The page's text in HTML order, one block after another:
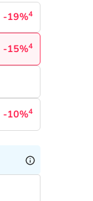
-19%4
-15%4
-10%4